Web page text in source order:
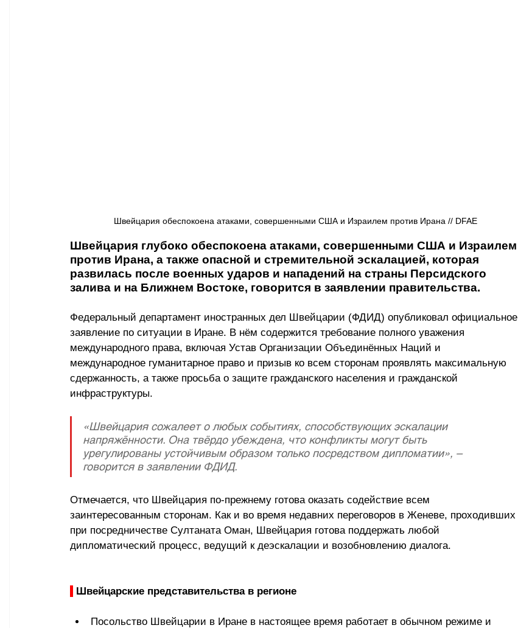
Швейцария обеспокоена атаками, совершенными США и Израилем против Ирана // DFAE
Швейцария глубоко обеспокоена атаками, совершенными США и Израилем
против Ирана, а также опасной и стремительной эскалацией, которая
развилась после военных ударов и нападений на страны Персидского
залива и на Ближнем Востоке, говорится в заявлении правительства.
Федеральный департамент иностранных дел Швейцарии (ФДИД) опубликовал официальное
заявление по ситуации в Иране. В нём содержится требование полного уважения
международного права, включая Устав Организации Объединённых Наций и
международное гуманитарное право и призыв ко всем сторонам проявлять максимальную
сдержанность, а также просьба о защите гражданского населения и гражданской
инфраструктуры.
«Швейцария сожалеет о любых событиях, способствующих эскалации
напряжённости. Она твёрдо убеждена, что конфликты могут быть
урегулированы устойчивым образом только посредством дипломатии», –
говорится в заявлении ФДИД.
Отмечается, что Швейцария по-прежнему готова оказать содействие всем
заинтересованным сторонам. Как и во время недавних переговоров в Женеве, проходивших
при посредничестве Султаната Оман, Швейцария готова поддержать любой
дипломатический процесс, ведущий к деэскалации и возобновлению диалога.
Швейцарские представительства в регионе
Посольство Швейцарии в Иране в настоящее время работает в обычном режиме и